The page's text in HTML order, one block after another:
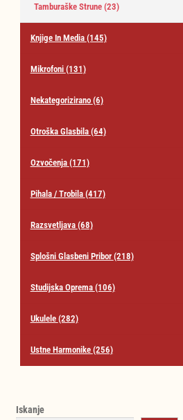
Tamburaške Strune (23)
Knjige In Media (145)
Mikrofoni (131)
Nekategorizirano (6)
Otroška Glasbila (64)
Ozvočenja (171)
Pihala / Trobila (417)
Razsvetljava (68)
Splošni Glasbeni Pribor (218)
Studijska Oprema (106)
Ukulele (282)
Ustne Harmonike (256)
Iskanje